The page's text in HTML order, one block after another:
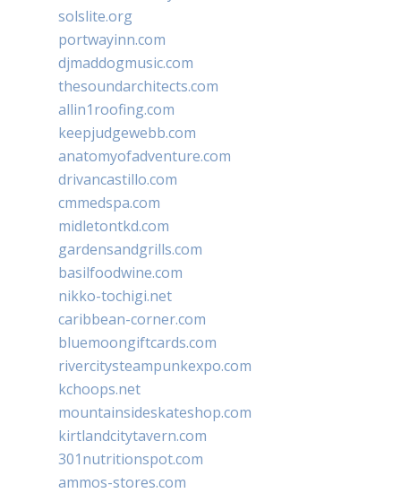
solslite.org
portwayinn.com
djmaddogmusic.com
thesoundarchitects.com
allin1roofing.com
keepjudgewebb.com
anatomyofadventure.com
drivancastillo.com
cmmedspa.com
midletontkd.com
gardensandgrills.com
basilfoodwine.com
nikko-tochigi.net
caribbean-corner.com
bluemoongiftcards.com
rivercitysteampunkexpo.com
kchoops.net
mountainsideskateshop.com
kirtlandcitytavern.com
301nutritionspot.com
ammos-stores.com